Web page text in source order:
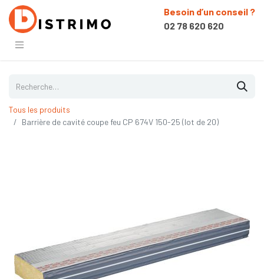
Besoin d’un conseil ?
02 78 620 620
Tous les produits
Barrière de cavité coupe feu CP 674V 150-25 (lot de 20)